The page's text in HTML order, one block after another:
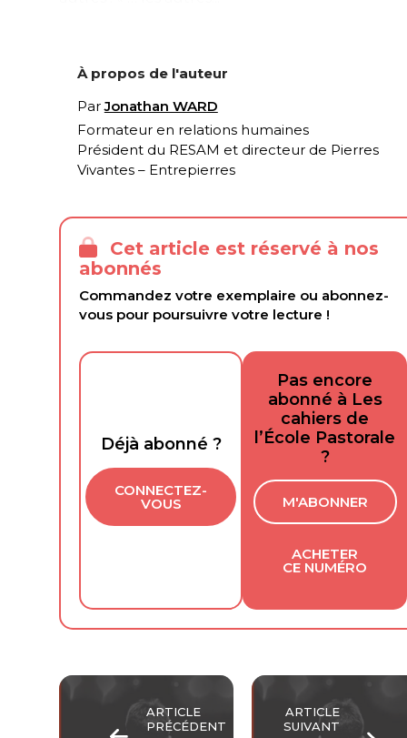
À propos de l'auteur
ParJonathan WARD
Formateur en relations humaines
Président du RESAM et directeur de Pierres
Vivantes – Entrepierres
Cet article est réservé à nos
abonnés
Commandez votre exemplaire ou abonnez-
vous pour poursuivre votre lecture !
Déjà abonné ?
CONNECTEZ-
VOUS
Pas encore
abonné à Les
cahiers de
l’École Pastorale
?
M'ABONNER
ACHETER
CE NUMÉRO
ARTICLE
PRÉCÉDENT
ARTICLE
SUIVANT